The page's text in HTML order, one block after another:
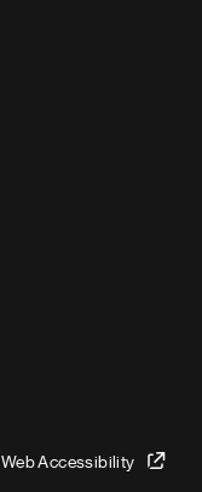
Web Accessibility